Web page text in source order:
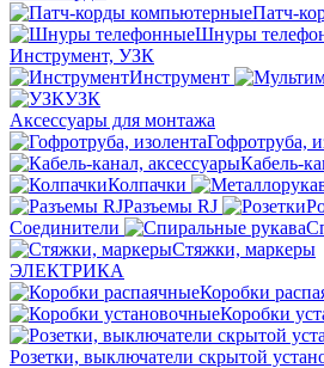
Патч-
Шнуры
Инструмент, УЗК
Инструмент
УЗК
Аксессуары для монтажа
Гофротруба,
Кабель-
Колпачки
Разъемы RJ
Соединители
Стяжки, маркеры
ЭЛЕКТРИКА
Коробки
Коробки
Розетки, выключатели скрытой